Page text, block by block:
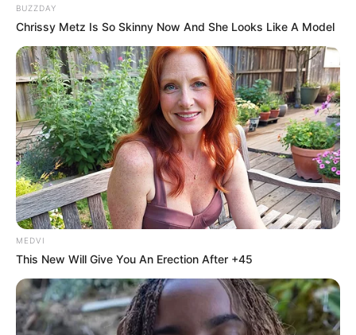
BUZZDAY
Chrissy Metz Is So Skinny Now And She Looks Like A Model
MEDVI
This New Will Give You An Erection After +45